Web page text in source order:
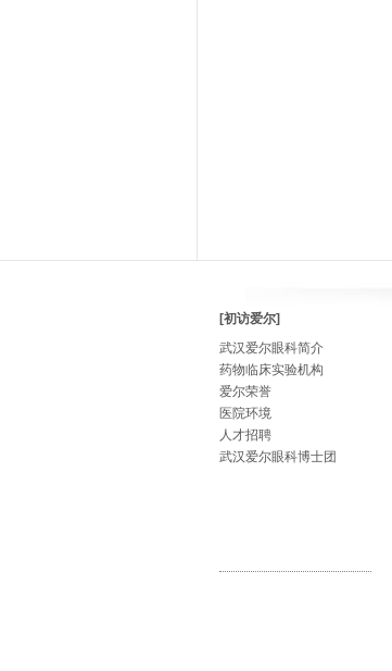
[初访爱尔]
武汉爱尔眼科简介
药物临床实验机构
爱尔荣誉
医院环境
人才招聘
武汉爱尔眼科博士团